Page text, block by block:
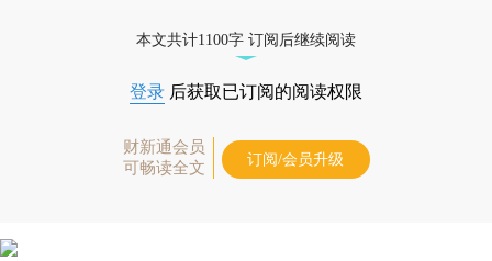
本文共计1100字 订阅后继续阅读
登录 后获取已订阅的阅读权限
财新通会员
可畅读全文
订阅/会员升级